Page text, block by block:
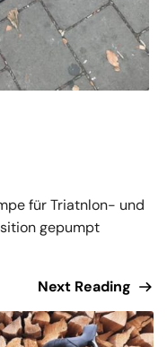
für Triatnlon- und
gepumpt
Next Reading